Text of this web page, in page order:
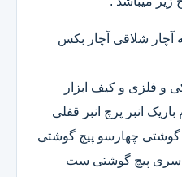
آچار شلاقی آچار بکس
و فلزی و کیف ابزار
انبر پرچ انبر قفلی
گوشتی چهارسو پیچ گوشتی
سری پیچ گوشتی ست